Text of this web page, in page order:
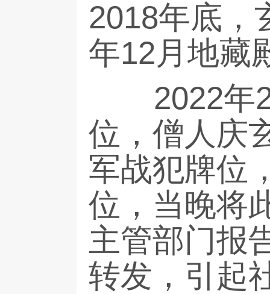
2018年底，
年12月地藏
2022年2
位，僧人庆
军战犯牌位
位，当晚将
主管部门报
转发，引起